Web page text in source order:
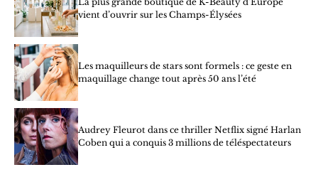
vient d’ouvrir sur les Champs-Élysées
Les maquilleurs de stars sont formels : ce geste en
maquillage change tout après 50 ans l’été
Audrey Fleurot dans ce thriller Netflix signé Harlan
Coben qui a conquis 3 millions de téléspectateurs